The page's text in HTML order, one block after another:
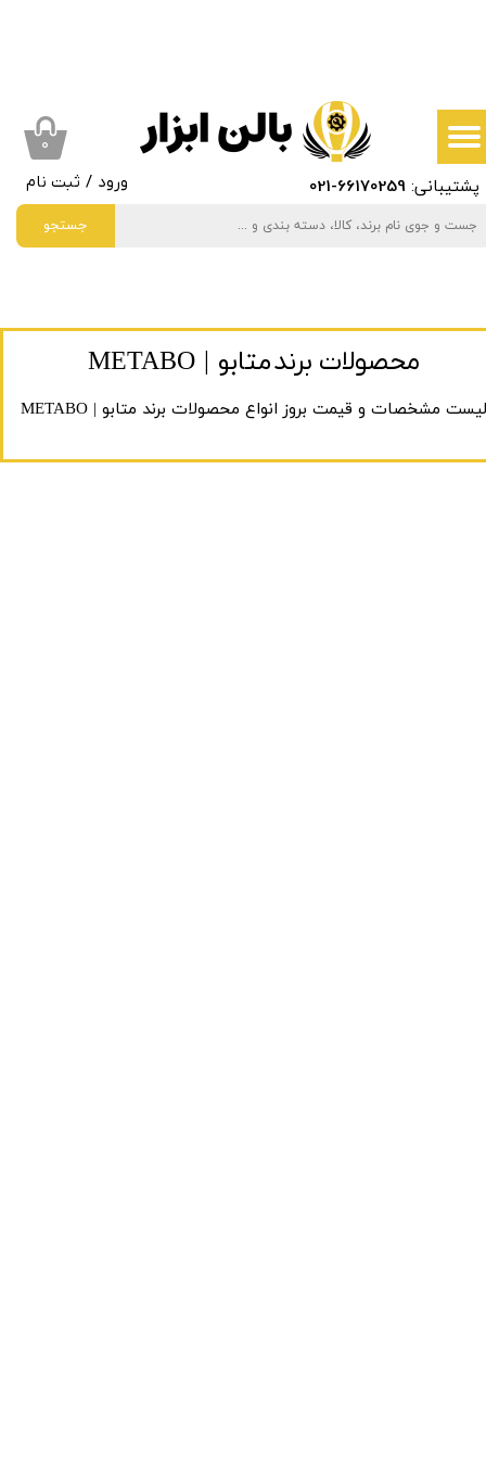
جستجو
پشتیبانی:66170259
-021 ورود / ثبت نام
سفارشات
خروج از حساب کاربری
۰
لیست مشخصات و قیمت بروز انواع محصولات برند متابو | METABO
محصولات برندمتابو | METABO